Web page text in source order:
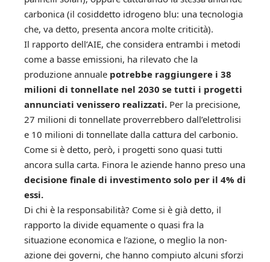
carbonica (il cosiddetto idrogeno blu: una tecnologia
che, va detto, presenta ancora molte criticità).
Il rapporto dell’AIE, che considera entrambi i metodi
come a basse emissioni, ha rilevato che la
produzione annuale potrebbe raggiungere i 38
milioni di tonnellate nel 2030 se tutti i progetti
annunciati venissero realizzati. Per la precisione,
27 milioni di tonnellate proverrebbero dall’elettrolisi
e 10 milioni di tonnellate dalla cattura del carbonio.
Come si è detto, però, i progetti sono quasi tutti
ancora sulla carta. Finora le aziende hanno preso una
decisione finale di investimento solo per il 4% di
essi.
Di chi è la responsabilità? Come si è già detto, il
rapporto la divide equamente o quasi fra la
situazione economica e l’azione, o meglio la non-
azione dei governi, che hanno compiuto alcuni sforzi